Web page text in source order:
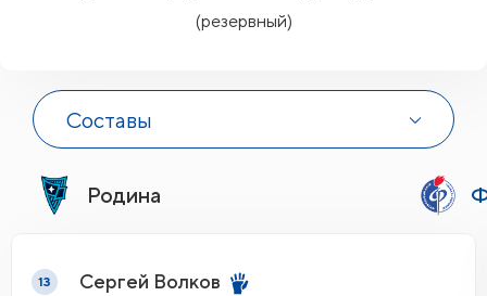
(резервный)
Составы
Родина
13 Сергей Волков